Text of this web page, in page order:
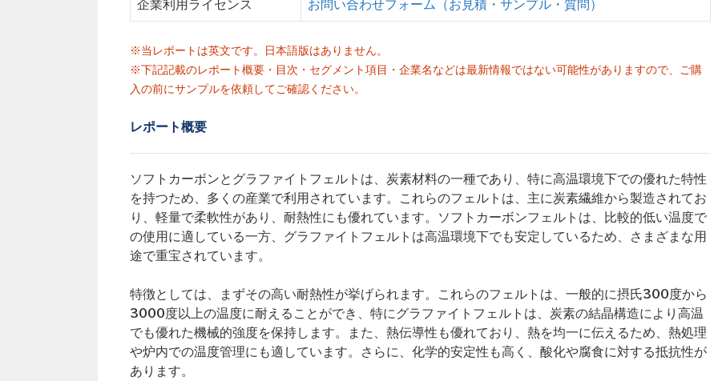
企業利用ライセンス お問い合わせフォーム（お見積・サンプル・質問）
※当レポートは英文です。日本語版はありません。
※下記記載のレポート概要・目次・セグメント項目・企業名などは最新情報ではない可能性がありますので、ご購
入の前にサンプルを依頼してご確認ください。
レポート概要
ソフトカーボンとグラファイトフェルトは、炭素材料の一種であり、特に高温環境下での優れた特性
を持つため、多くの産業で利用されています。これらのフェルトは、主に炭素繊維から製造されてお
り、軽量で柔軟性があり、耐熱性にも優れています。ソフトカーボンフェルトは、比較的低い温度で
の使用に適している一方、グラファイトフェルトは高温環境下でも安定しているため、さまざまな用
途で重宝されています。
特徴としては、まずその高い耐熱性が挙げられます。これらのフェルトは、一般的に摂氏300度から
3000度以上の温度に耐えることができ、特にグラファイトフェルトは、炭素の結晶構造により高温
でも優れた機械的強度を保持します。また、熱伝導性も優れており、熱を均一に伝えるため、熱処理
や炉内での温度管理にも適しています。さらに、化学的安定性も高く、酸化や腐食に対する抵抗性が
あります。